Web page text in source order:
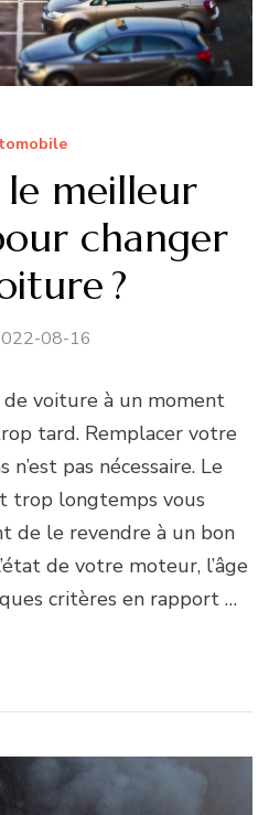
meilleur
changer
?
08-16
de voiture à un moment
tard. Remplacer votre
pas nécessaire. Le
trop longtemps vous
de le revendre à un bon
de votre moteur, l’âge
critères en rapport …